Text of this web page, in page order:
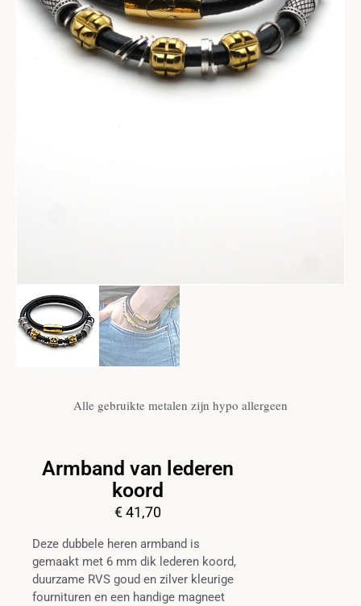
Alle gebruikte metalen zijn hypo allergeen
Armband van lederen
koord
€41,70
Deze dubbele heren armband is
gemaakt met 6 mm dik lederen koord,
duurzame RVS goud en zilver kleurige
fournituren en een handige magneet